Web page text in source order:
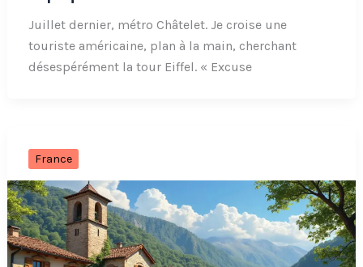
Juillet dernier, métro Châtelet. Je croise une
touriste américaine, plan à la main, cherchant
désespérément la tour Eiffel. « Excuse
France